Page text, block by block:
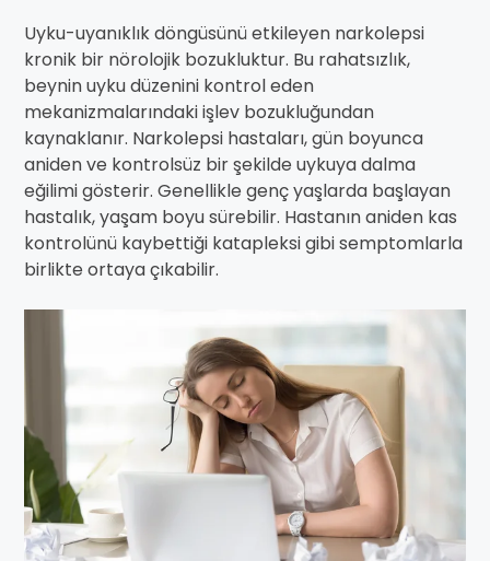
Uyku-uyanıklık döngüsünü etkileyen narkolepsi
kronik bir nörolojik bozukluktur. Bu rahatsızlık,
beynin uyku düzenini kontrol eden
mekanizmalarındaki işlev bozukluğundan
kaynaklanır. Narkolepsi hastaları, gün boyunca
aniden ve kontrolsüz bir şekilde uykuya dalma
eğilimi gösterir. Genellikle genç yaşlarda başlayan
hastalık, yaşam boyu sürebilir. Hastanın aniden kas
kontrolünü kaybettiği katapleksi gibi semptomlarla
birlikte ortaya çıkabilir.